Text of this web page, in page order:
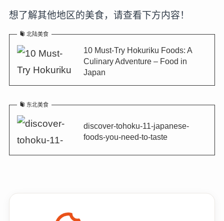
想了解其他地区的美食，请查看下方内容！
北陆美食
10 Must-Try Hokuriku Foods: A
Culinary Adventure – Food in
Japan
东北美食
discover-tohoku-11-japanese-
foods-you-need-to-taste